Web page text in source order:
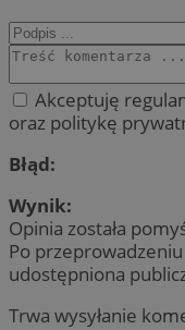
Akceptuję
oraz politykę
Błąd:
Wynik:
Opinia została
Po
udostępniona
Trwa wysyłanie